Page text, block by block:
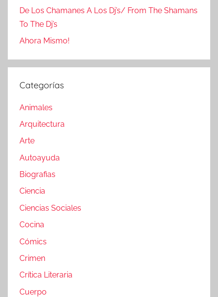
De Los Chamanes A Los Dj’s/ From The Shamans
To The Dj’s
Ahora Mismo!
Categorías
Animales
Arquitectura
Arte
Autoayuda
Biografias
Ciencia
Ciencias Sociales
Cocina
Cómics
Crimen
Crítica Literaria
Cuerpo